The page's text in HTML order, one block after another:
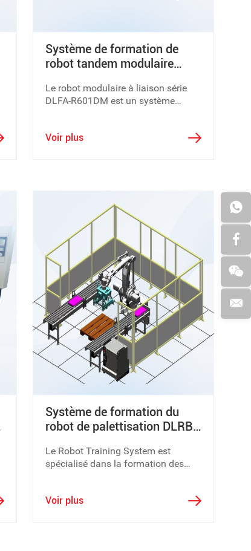
Système de formation de
robot tandem modulaire
Le robot modulaire à liaison série
DLFA-R601DM est un système
manière modulaire idée de
Voir plus
Système de formation du
robot de palettisation DLRB-
Le Robot Training System est
spécialisé dans la formation des
Voir plus